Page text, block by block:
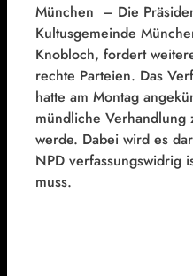
München – Die
Kultusgemeinde
Knobloch, fordert
rechte Parteien. Das
hatte am Montag
mündliche Verhandlung
werde. Dabei wird es
NPD verfassungswidrig
muss.